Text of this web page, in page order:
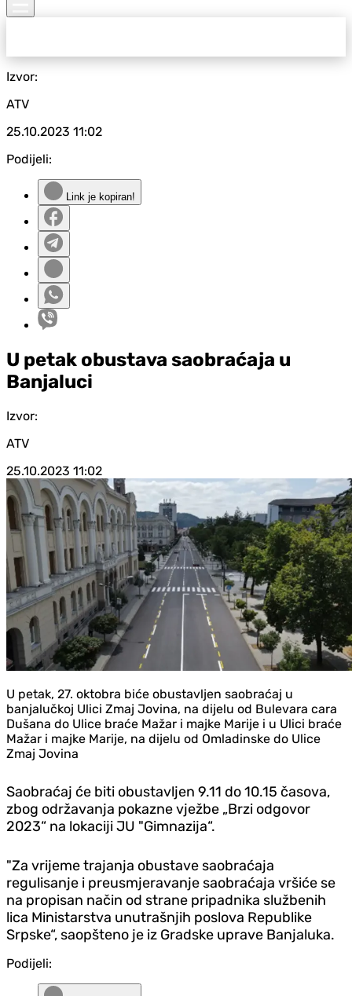
Izvor:
ATV
25.10.2023 11:02
Podijeli:
Link je kopiran!
U petak obustava saobraćaja u
Banjaluci
Izvor:
ATV
25.10.2023 11:02
U petak, 27. oktobra biće obustavljen saobraćaj u
banjalučkoj Ulici Zmaj Jovina, na dijelu od Bulevara cara
Dušana do Ulice braće Mažar i majke Marije i u Ulici braće
Mažar i majke Marije, na dijelu od Omladinske do Ulice
Zmaj Jovina
Saobraćaj će biti obustavljen 9.11 do 10.15 časova,
zbog održavanja pokazne vježbe „Brzi odgovor
2023“ na lokaciji JU "Gimnazija“.
"Za vrijeme trajanja obustave saobraćaja
regulisanje i preusmjeravanje saobraćaja vršiće se
na propisan način od strane pripadnika službenih
lica Ministarstva unutrašnjih poslova Republike
Srpske“, saopšteno je iz Gradske uprave Banjaluka.
Podijeli: